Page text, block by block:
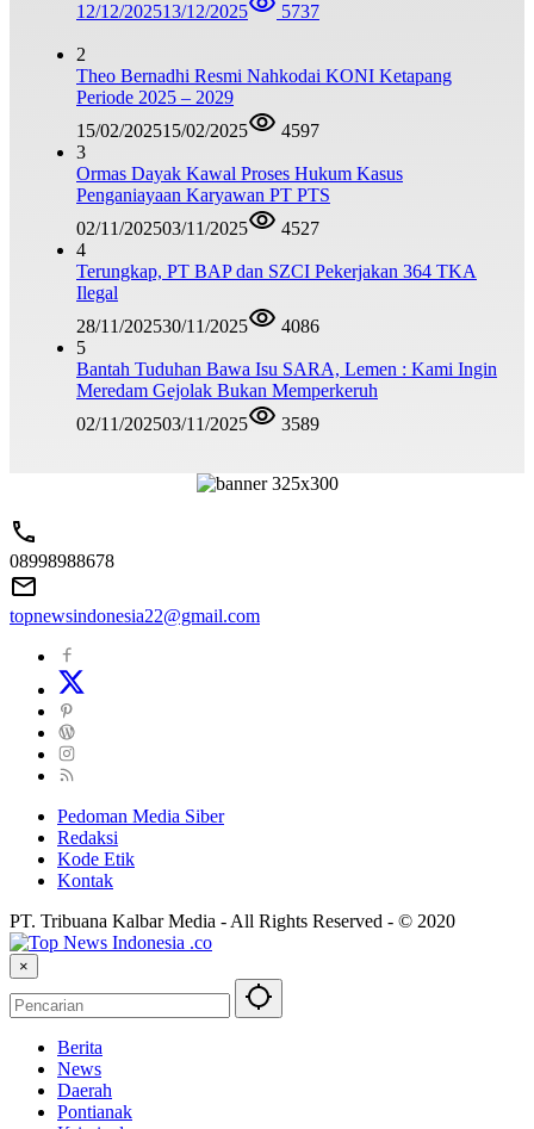
12/12/202513/12/2025 5737
2
Theo Bernadhi Resmi Nahkodai KONI Ketapang
Periode 2025 – 2029
15/02/202515/02/2025
4597
3
Ormas Dayak Kawal Proses Hukum Kasus
Penganiayaan Karyawan PT PTS
02/11/202503/11/2025
4527
4
Terungkap, PT BAP dan SZCI Pekerjakan 364 TKA
Ilegal
28/11/202530/11/2025
4086
5
Bantah Tuduhan Bawa Isu SARA, Lemen : Kami Ingin
Meredam Gejolak Bukan Memperkeruh
02/11/202503/11/2025 3589
08998988678
topnewsindonesia22@gmail.com
Pedoman Media Siber
Redaksi
Kode Etik
Kontak
PT. Tribuana Kalbar Media - All Rights Reserved - © 2020
×
Berita
News
Daerah
Pontianak